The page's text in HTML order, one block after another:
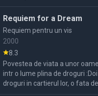
descopera ca dragostea pentru iubita lui revine
si ...
Requiem for a Dream
Requiem pentru un vis
2000
8.3
Povestea de viata a unor
intr o lume plina de droguri
droguri in cartierul lor, o fata
dorguri si care incearca sa scape de influenta